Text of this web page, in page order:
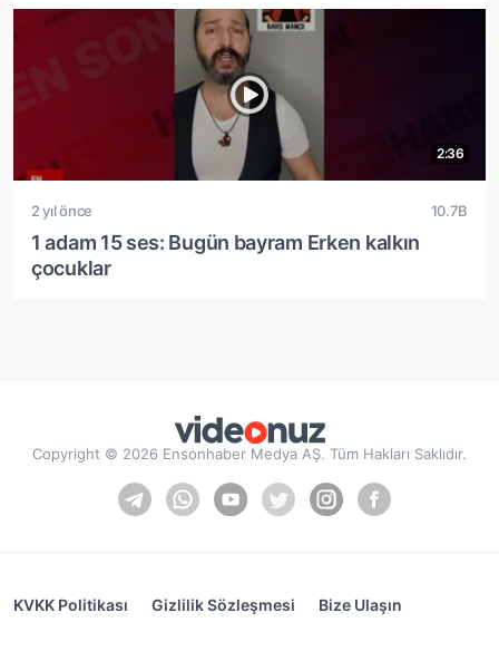
2:36
2 yıl önce 10.7B
1 adam 15 ses: Bugün bayram Erken kalkın
çocuklar
Copyright © 2026 Ensonhaber Medya AŞ. Tüm Hakları Saklıdır.
KVKK Politikası Gizlilik Sözleşmesi Bize Ulaşın